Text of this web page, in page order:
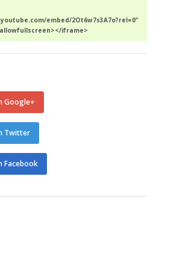
embed/2Ot6w7s3A7o?rel=0"
iframe>
Google+
Twitter
Facebook